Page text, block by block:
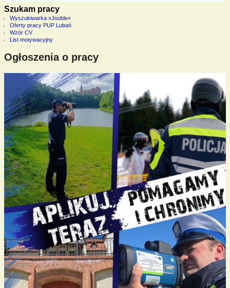
Szukam pracy
Wyszukiwarka »Jooble«
Oferty pracy PUP Lubań
Wzór CV
List motywacyjny
Ogłoszenia o pracy